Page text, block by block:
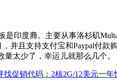
是印度裔。主要从事洛杉矶
并且支持支付宝和Paypal付款购
太少了，幸运儿就那么几个。
找促销代码：2核2G/12美元一年